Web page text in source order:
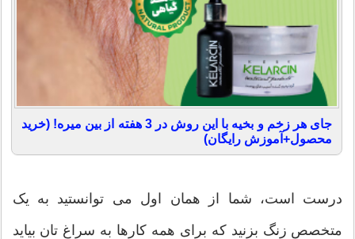
جای هر زخم و بخیه با این روش در 3 هفته از بین میره! (خرید
محصول+آموزش رایگان)
درست است، شما از همان اول می توانستید به یک
متخصص زنگ بزنید که برای همه کارها به سراغ تان بیاید